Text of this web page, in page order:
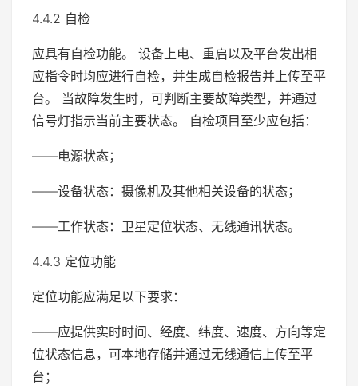
4.4.2 自检
应具有自检功能。 设备上电、重启以及平台发出相
应指令时均应进行自检，并生成自检报告并上传至平
台。 当故障发生时，可判断主要故障类型，并通过
信号灯指示当前主要状态。 自检项目至少应包括：
——电源状态；
——设备状态：摄像机及其他相关设备的状态；
——工作状态：卫星定位状态、无线通讯状态。
4.4.3 定位功能
定位功能应满足以下要求：
——应提供实时时间、经度、纬度、速度、方向等定
位状态信息，可本地存储并通过无线通信上传至平
台；